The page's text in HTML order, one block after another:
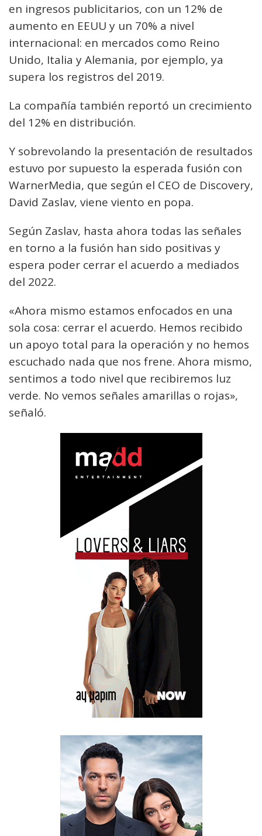
en ingresos publicitarios, con un 12% de
aumento en EEUU y un 70% a nivel
internacional: en mercados como Reino
Unido, Italia y Alemania, por ejemplo, ya
supera los registros del 2019.
La compañía también reportó un crecimiento
del 12% en distribución.
Y sobrevolando la presentación de resultados
estuvo por supuesto la esperada fusión con
WarnerMedia, que según el CEO de Discovery,
David Zaslav, viene viento en popa.
Según Zaslav, hasta ahora todas las señales
en torno a la fusión han sido positivas y
espera poder cerrar el acuerdo a mediados
del 2022.
«Ahora mismo estamos enfocados en una
sola cosa: cerrar el acuerdo. Hemos recibido
un apoyo total para la operación y no hemos
escuchado nada que nos frene. Ahora mismo,
sentimos a todo nivel que recibiremos luz
verde. No vemos señales amarillas o rojas»,
señaló.